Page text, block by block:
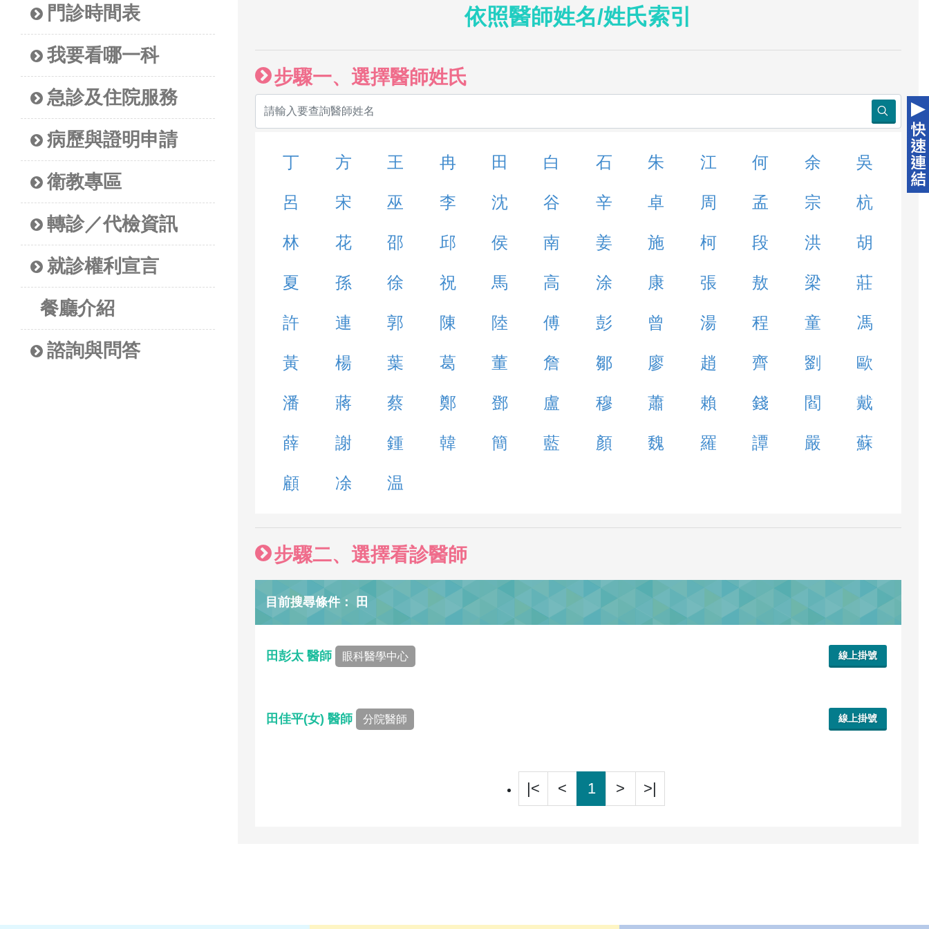
門診時間表
我要看哪一科
急診及住院服務
病歷與證明申請
衛教專區
轉診／代檢資訊
就診權利宣言
餐廳介紹
諮詢與問答
依照醫師姓名/姓氏索引
步驟一、選擇醫師姓氏
丁 方 王 冉 田 白 石 朱 江 何 余 吳
呂 宋 巫 李 沈 谷 辛 卓 周 孟 宗 杭
林 花 邵 邱 侯 南 姜 施 柯 段 洪 胡
夏 孫 徐 祝 馬 高 涂 康 張 敖 梁 莊
許 連 郭 陳 陸 傅 彭 曾 湯 程 童 馮
黃 楊 葉 葛 董 詹 鄒 廖 趙 齊 劉 歐
潘 蔣 蔡 鄭 鄧 盧 穆 蕭 賴 錢 閻 戴
薛 謝 鍾 韓 簡 藍 顏 魏 羅 譚 嚴 蘇
顧 凃 温
步驟二、選擇看診醫師
目前搜尋條件： 田
田彭太 醫師 眼科醫學中心 線上掛號
田佳平(女) 醫師 分院醫師 線上掛號
|< < 1 > >|